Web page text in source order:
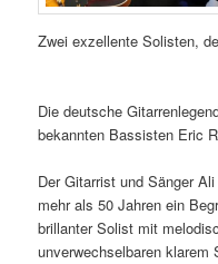
Zwei exzellente Solisten,
Die deutsche
bekannten Bassisten Eric
Der Gitarrist und Sänger
mehr als 50 Jahren ein
brillanter Solist mit
unverwechselbaren klarem